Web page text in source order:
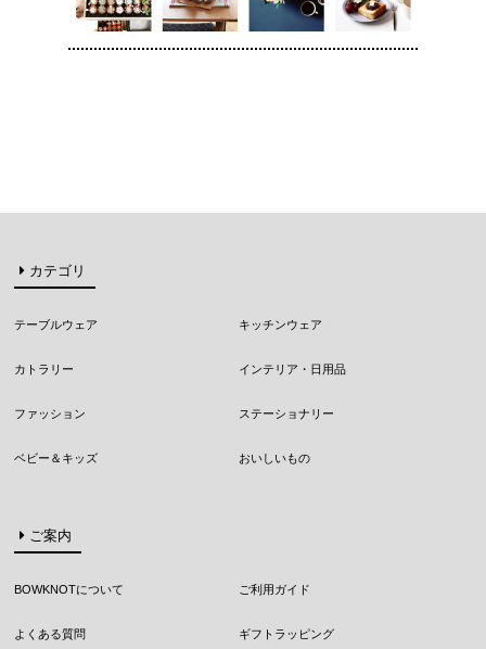
カテゴリ
テーブルウェア キッチンウェア
カトラリー インテリア・日用品
ファッション ステーショナリー
ベビー＆キッズ おいしいもの
ご案内
BOWKNOTについて ご利用ガイド
よくある質問 ギフトラッピング